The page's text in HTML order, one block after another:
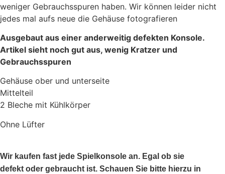
weniger Gebrauchsspuren haben. Wir können leider nicht
jedes mal aufs neue die Gehäuse fotografieren
Ausgebaut aus einer anderweitig defekten Konsole.
Artikel sieht noch gut aus, wenig Kratzer und
Gebrauchsspuren
Gehäuse ober und unterseite
Mittelteil
2 Bleche mit Kühlkörper
Ohne Lüfter
Wir kaufen fast jede Spielkonsole an. Egal ob sie
defekt oder gebraucht ist. Schauen Sie bitte hierzu in